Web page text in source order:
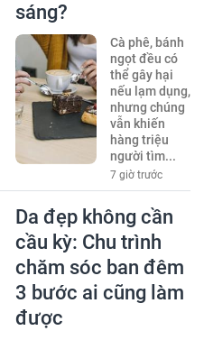
sáng?
Cà phê, bánh
ngọt đều có
thể gây hại
nếu lạm dụng,
nhưng chúng
vẫn khiến
hàng triệu
người tìm...
7 giờ trước
Da đẹp không cần
cầu kỳ: Chu trình
chăm sóc ban đêm
3 bước ai cũng làm
được